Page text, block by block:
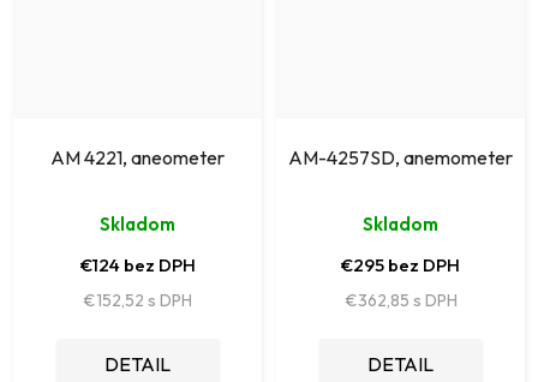
AM 4221, aneometer
Skladom
€124 bez DPH
€152,52
DETAIL
AM-4257SD, anemometer
Skladom
€295 bez DPH
€362,85
DETAIL